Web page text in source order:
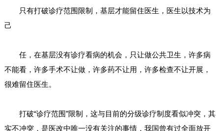
只有打破诊疗范围限制，基层才能留住医生，医生以技术为
己
任，在基层没有诊疗看病的机会，只让做公共卫生，许多病
不能看，许多手术不让做，许多药不让用，许多检查不让开展，
很难留住医生。
打破“诊疗范围”限制，这与目前的分级诊疗制度看似冲突，其
实不冲突，是医改中唯一没有关注的事情，我国曾有过全面放开